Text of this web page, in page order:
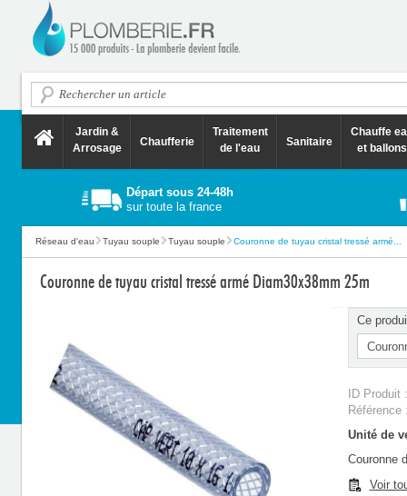
Jardin &
Arrosage
Chaufferie
Traitement
de l'eau
Sanitaire
Chauffe
et ballons
Départ sous 24-48h
sur toute la france
Réseau d'eau Tuyau souple Tuyau souple Couronne de tuyau cristal tressé armé...
Couronne de tuyau cristal tressé armé Diam30x38mm 25m
Ce
ID Produit
Unité de
Couronne
Voir